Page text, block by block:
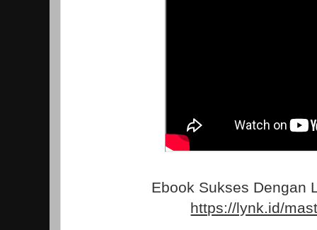
Ebook Sukses Dengan
https://lynk.id/